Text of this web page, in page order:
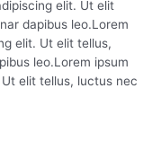
elit. Ut elit
dapibus leo.Lorem
elit. Ut elit tellus,
leo.Lorem ipsum
elit tellus, luctus nec